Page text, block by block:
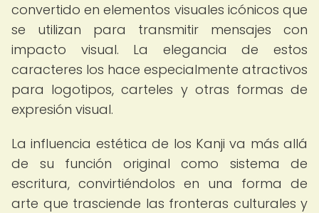
convertido en elementos visuales icónicos que
se utilizan para transmitir mensajes con
impacto visual. La elegancia de estos
caracteres los hace especialmente atractivos
para logotipos, carteles y otras formas de
expresión visual.
La influencia estética de los Kanji va más allá
de su función original como sistema de
escritura, convirtiéndolos en una forma de
arte que trasciende las fronteras culturales y